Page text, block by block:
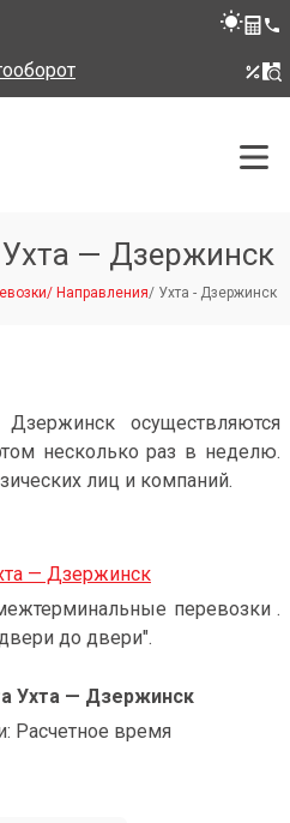
Ухта — Дзержинск
/ Направления/ Ухта - Дзержинск
осуществляются
несколько раз в неделю.
лиц и компаний.
— Дзержинск
перевозки .
до двери".
Ухта — Дзержинск
Расчетное время